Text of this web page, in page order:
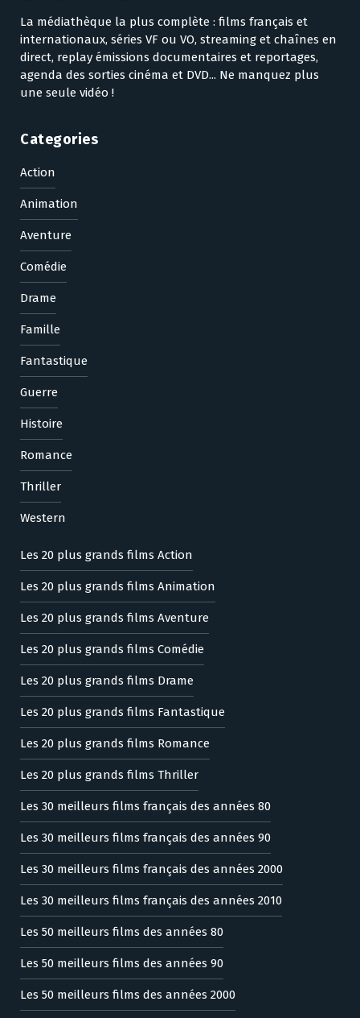
La médiathèque la plus complète : films français et
internationaux, séries VF ou VO, streaming et chaînes en
direct, replay émissions documentaires et reportages,
agenda des sorties cinéma et DVD... Ne manquez plus
une seule vidéo !
Categories
Action
Animation
Aventure
Comédie
Drame
Famille
Fantastique
Guerre
Histoire
Romance
Thriller
Western
Les 20 plus grands films Action
Les 20 plus grands films Animation
Les 20 plus grands films Aventure
Les 20 plus grands films Comédie
Les 20 plus grands films Drame
Les 20 plus grands films Fantastique
Les 20 plus grands films Romance
Les 20 plus grands films Thriller
Les 30 meilleurs films français des années 80
Les 30 meilleurs films français des années 90
Les 30 meilleurs films français des années 2000
Les 30 meilleurs films français des années 2010
Les 50 meilleurs films des années 80
Les 50 meilleurs films des années 90
Les 50 meilleurs films des années 2000